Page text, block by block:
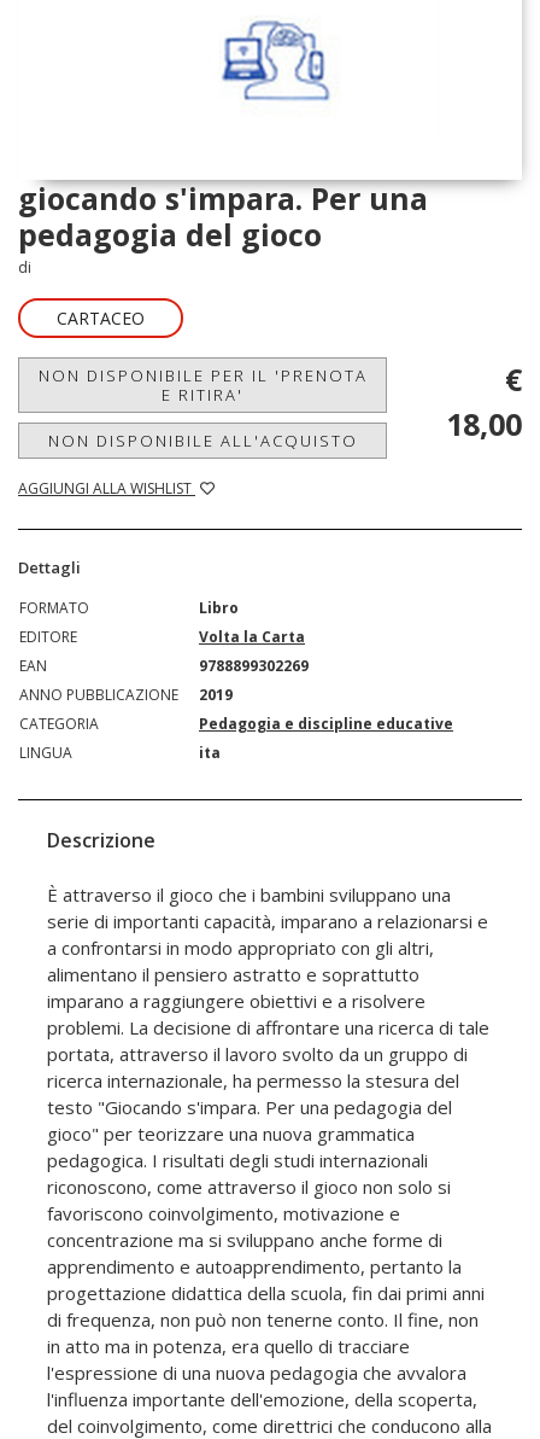
giocando s'impara. Per una
pedagogia del gioco
di
CARTACEO
NON DISPONIBILE PER IL 'PRENOTA
E RITIRA'
NON DISPONIBILE ALL'ACQUISTO
AGGIUNGI ALLA WISHLIST
€
18,00
Dettagli
FORMATO
Libro
EDITORE
Volta la Carta
EAN
9788899302269
ANNO PUBBLICAZIONE
2019
CATEGORIA
Pedagogia e discipline educative
LINGUA
ita
Descrizione
È attraverso il gioco che i bambini sviluppano una
serie di importanti capacità, imparano a relazionarsi e
a confrontarsi in modo appropriato con gli altri,
alimentano il pensiero astratto e soprattutto
imparano a raggiungere obiettivi e a risolvere
problemi. La decisione di affrontare una ricerca di tale
portata, attraverso il lavoro svolto da un gruppo di
ricerca internazionale, ha permesso la stesura del
testo "Giocando s'impara. Per una pedagogia del
gioco" per teorizzare una nuova grammatica
pedagogica. I risultati degli studi internazionali
riconoscono, come attraverso il gioco non solo si
favoriscono coinvolgimento, motivazione e
concentrazione ma si sviluppano anche forme di
apprendimento e autoapprendimento, pertanto la
progettazione didattica della scuola, fin dai primi anni
di frequenza, non può non tenerne conto. Il fine, non
in atto ma in potenza, era quello di tracciare
l'espressione di una nuova pedagogia che avvalora
l'influenza importante dell'emozione, della scoperta,
del coinvolgimento, come direttrici che conducono alla